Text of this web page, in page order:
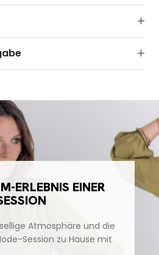
ERLEBNIS EINER
Atmosphäre und die
Session zu Hause mit